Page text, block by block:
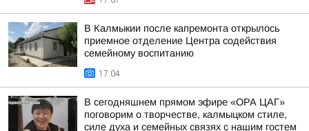
В Калмыкии после капремонта открылось
приемное отделение Центра содействия
семейному воспитанию
17:04
В сегодняшнем прямом эфире «ОРА ЦАГ»
поговорим о творчестве, калмыцком стиле,
силе духа и семейных связях с нашим гостем